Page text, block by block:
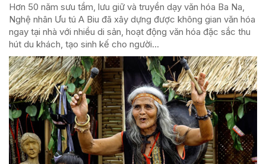
Hơn 50 năm sưu tầm, lưu giữ và truyền dạy văn hóa Ba Na,
Nghệ nhân Ưu tú A Biu đã xây dựng được không gian văn hóa
ngay tại nhà với nhiều di sản, hoạt động văn hóa đặc sắc thu
hút du khách, tạo sinh kế cho người...